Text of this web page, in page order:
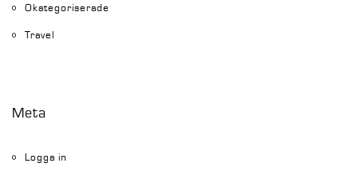
Okategoriserade
Travel
Meta
Logga in